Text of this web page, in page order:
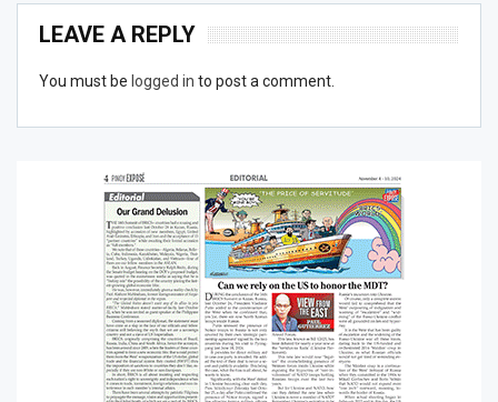
LEAVE A REPLY
You must be logged in to post a comment.